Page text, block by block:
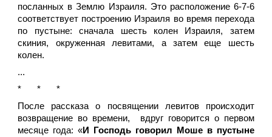
посланных в Землю Израиля. Это расположение 6-7-6
соответствует построению Израиля во время перехода
по пустыне: сначала шесть колен Израиля, затем
скиния, окруженная левитами, а затем еще шесть
колен.
...
*
*
*
После рассказа о посвящении левитов происходит
возвращение во времени, вдруг говорится о первом
месяце года: «И Господь говорил Моше в пустыне